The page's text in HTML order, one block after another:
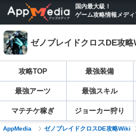
国内最大級！
ゲーム攻略情報メディ
ゼノブレイドクロスDE攻
攻略TOP 最強装備
最強アーツ 最強スキル
マテチケ稼ぎ ジョーカー狩り
AppMedia ゼノブレイドクロスDE攻略Wiki